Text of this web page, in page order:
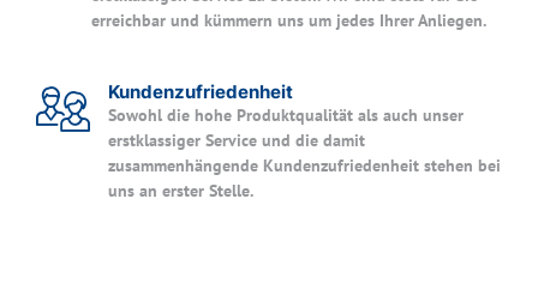
erreichbar und kümmern uns um jedes Ihrer Anliegen.
Kundenzufriedenheit
Sowohl die hohe Produktqualität als auch unser
erstklassiger Service und die damit
zusammenhängende Kundenzufriedenheit stehen bei
uns an erster Stelle.